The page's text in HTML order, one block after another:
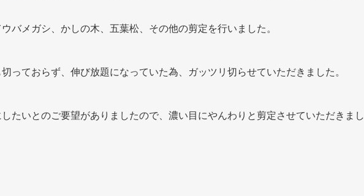
バメガシ、かしの木、五葉松、その他の剪定を行いました。
っておらず、伸び放題になっていた為、ガッツリ切らせていただきました。
たいとのご要望がありましたので、濃い目にやんわりと剪定させていただきまし